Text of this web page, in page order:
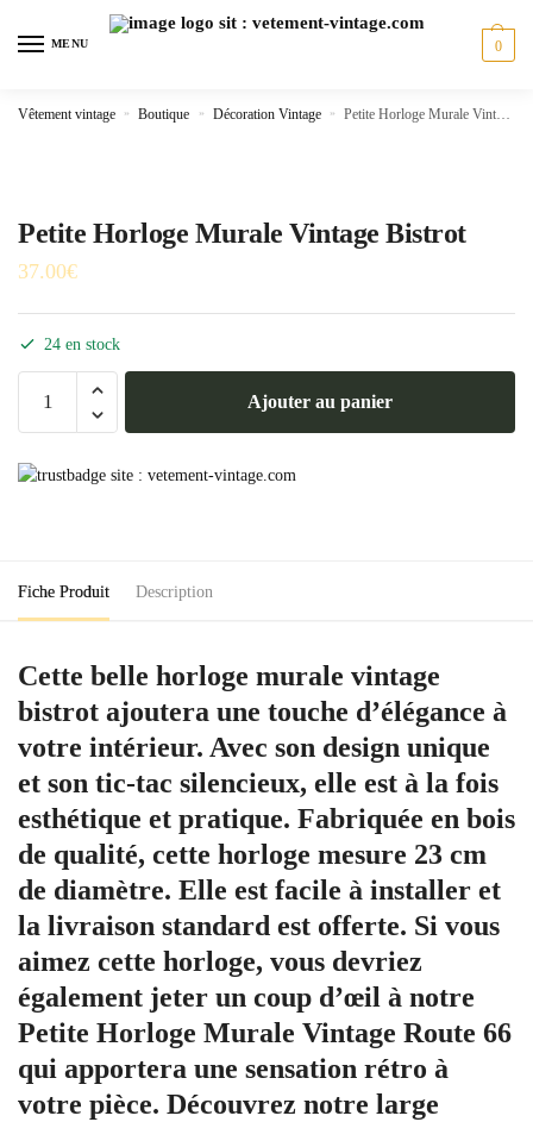
MENU 0
Vêtement vintage » Boutique » Décoration Vintage » Petite Horloge Murale Vintage Bistrot
Petite Horloge Murale Vintage Bistrot
37.00€
24 en stock
Horloge
Ajouter au panier
Fiche Produit Description
Cette belle horloge murale vintage
bistrot ajoutera une touche d’élégance à
votre intérieur. Avec son design unique
et son tic-tac silencieux, elle est à la fois
esthétique et pratique. Fabriquée en bois
de qualité, cette horloge mesure 23 cm
de diamètre. Elle est facile à installer et
la livraison standard est offerte. Si vous
aimez cette horloge, vous devriez
également jeter un coup d’œil à notre
Petite Horloge Murale Vintage Route 66
qui apportera une sensation rétro à
votre pièce. Découvrez notre large